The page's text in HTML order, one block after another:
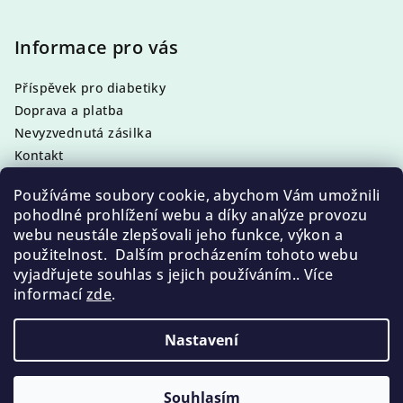
Používáme soubory cookie, abychom Vám umožnili
pohodlné prohlížení webu a díky analýze provozu
webu neustále zlepšovali jeho funkce, výkon a
použitelnost. Dalším procházením tohoto webu
vyjadřujete souhlas s jejich používáním.. Více
informacízde.
Nastavení
Souhlasím
Informace pro vás
Příspěvek pro diabetiky
Doprava a platba
Nevyzvednutá zásilka
Kontakt
Podmínky ochrany osobních údajů
Facebook
Copyright 2026Pedikura, Manikura a kosmetika
Callusan. Všechna práva vyhrazena.